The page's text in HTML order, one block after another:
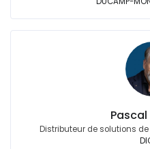
Pascal
Distributeur de solutions